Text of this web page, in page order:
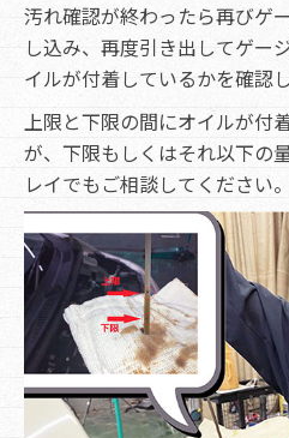
汚れ確認が終わったら再びゲ
し込み、再度引き出してゲー
イルが付着しているかを確認
上限と下限の間にオイルが付
が、下限もしくはそれ以下の
レイでもご相談してください。